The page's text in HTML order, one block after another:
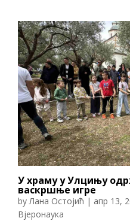
У храму у Улцињу
васкршње игре
byЛана Остојић | апр 13,
Вјеронаука